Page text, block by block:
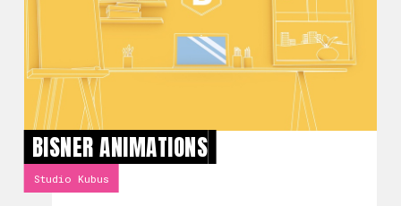
BISNER ANIMATIONS
Studio Kubus